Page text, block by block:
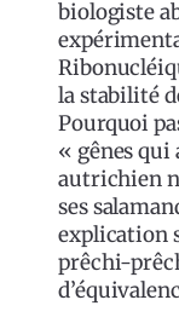
biologiste
la stabilité
Pourquoi
« gênes qui
autrichien
ses
explication
prêchi-